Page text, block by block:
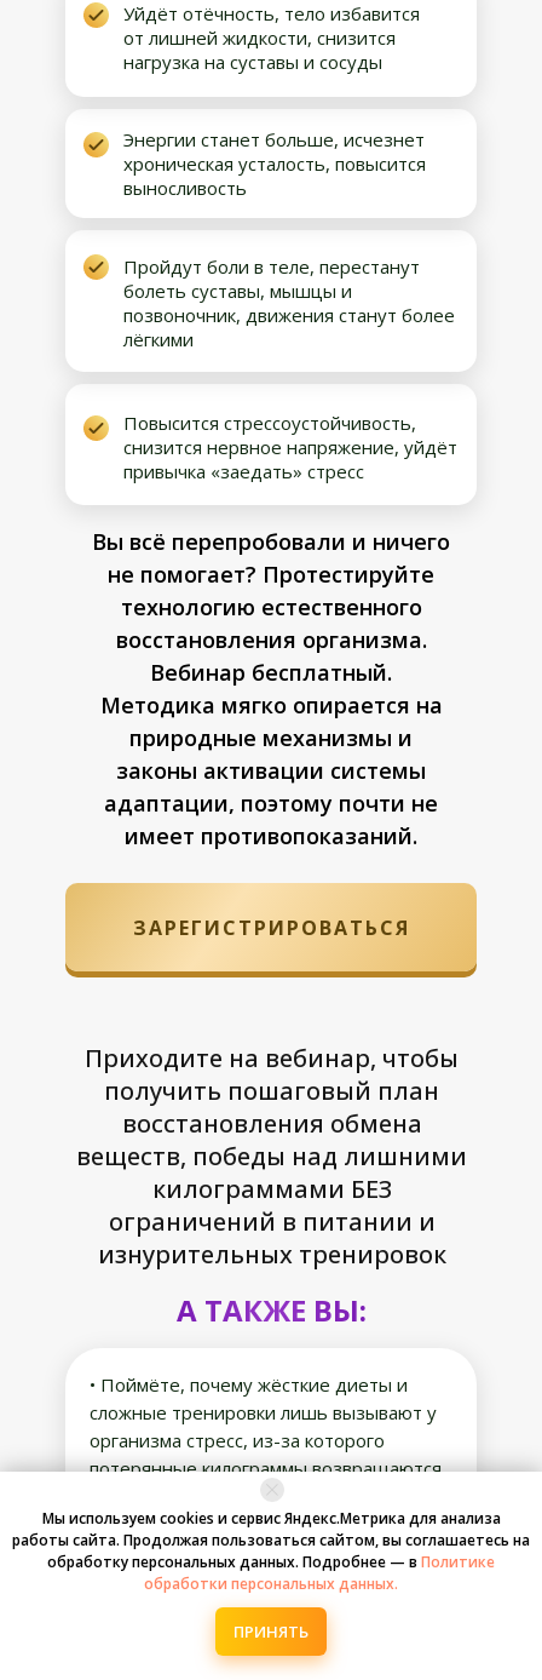
Энергии станет больше, исчезнет
хроническая усталость, повысится
выносливость
Пройдут боли в теле, перестанут
болеть суставы, мышцы и
позвоночник, движения станут более
лёгкими
ЗАРЕГИСТРИРОВАТЬСЯ
Уйдёт отёчность, тело избавится
от лишней жидкости, снизится
нагрузка на суставы и сосуды
Повысится стрессоустойчивость,
снизится нервное напряжение, уйдёт
привычка «заедать» стресс
Вы всё перепробовали и ничего
не помогает? Протестируйте
технологию естественного
восстановления организма.
Вебинар бесплатный.
Методика мягко опирается на
природные механизмы и
законы активации системы
адаптации, поэтому почти не
имеет противопоказаний.
Приходите на вебинар, чтобы
получить пошаговый план
восстановления обмена
веществ, победы над лишними
килограммами БЕЗ
ограничений в питании и
изнурительных тренировок
• Поймёте, почему жёсткие диеты и
сложные тренировки лишь вызывают у
организма стресс, из-за которого
потерянные килограммы возвращаются
• Разберётесь, как работает обмен
веществ и почему важно не
игнорировать признаки нарушений в его
работе, узнаете, какие причины на самом
деле скрываются за появлением лишних
А ТАКЖЕ ВЫ:
Мы используем cookies и сервис Яндекс.Метрика для анализа
работы сайта. Продолжая пользоваться сайтом, вы соглашаетесь на
обработку персональных данных. Подробнее — в Политике
обработки персональных данных.
ПРИНЯТЬ